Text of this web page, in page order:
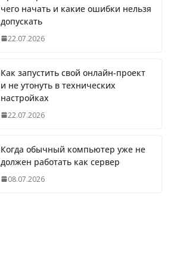
чего начать и какие ошибки нельзя
допускать
22.07.2026
Как запустить свой онлайн-проект
и не утонуть в технических
настройках
22.07.2026
Когда обычный компьютер уже не
должен работать как сервер
08.07.2026